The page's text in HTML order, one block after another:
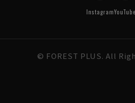
InstagramYouTube
© FOREST PLUS. All